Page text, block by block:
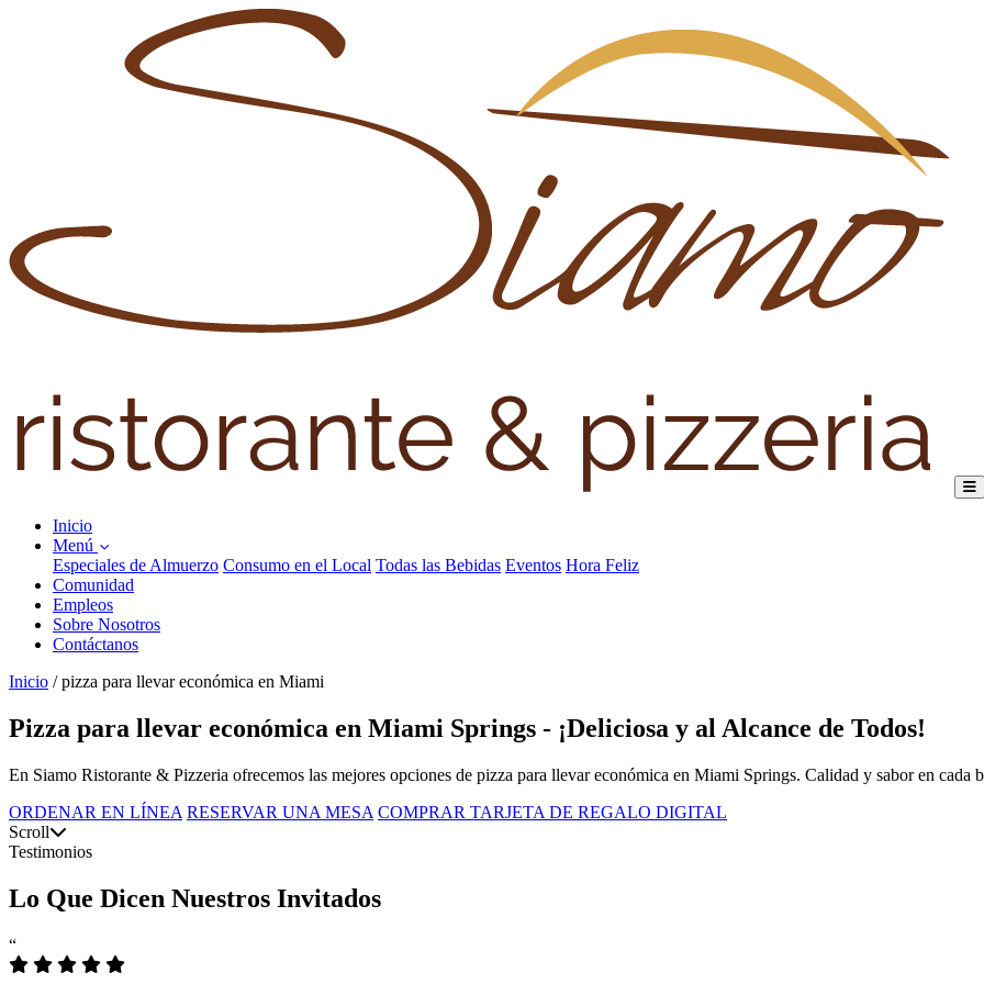
Inicio
Menú
Especiales de Almuerzo Consumo en el Local Todas las Bebidas Eventos Hora Feliz
Comunidad
Empleos
Sobre Nosotros
Contáctanos
Inicio / pizza para llevar económica en Miami
Pizza para llevar económica en Miami Springs - ¡Deliciosa y al Alcance de Todos!
En Siamo Ristorante & Pizzeria ofrecemos las mejores opciones de pizza para llevar económica en Miami Springs. Calidad y sabor en cada
ORDENAR EN LÍNEA RESERVAR UNA MESA COMPRAR TARJETA DE REGALO DIGITAL
Scroll
Testimonios
Lo Que Dicen Nuestros Invitados
“